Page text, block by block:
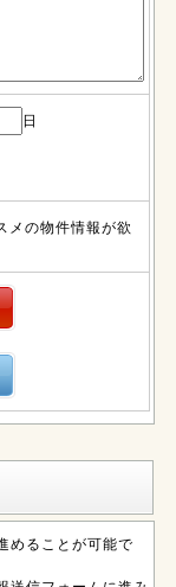
日
メの物件情報が欲
めることが可能で